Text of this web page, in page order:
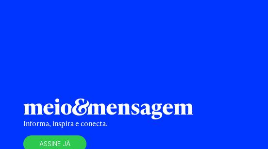
Informa, inspira e conecta.
ASSINE JÁ